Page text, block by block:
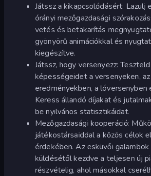
Játssz a kikapcsolódásért: Lazulj
órányi mezőgazdasági
vetés és betakarítás
gyönyörű animációkkal és
kiegészítve.
Játssz, hogy versenyezz: Teszteld
képességeidet a versenyeken, az
eredményekben, a lóversenyben
Keress állandó díjakat és
be nyilvános statisztikáidat.
Mezőgazdasági kooperáció:
játékostársaiddal a közös célok
érdekében. Az esküvői
küldésétől kezdve a teljesen új
részvételig, ahol másokkal